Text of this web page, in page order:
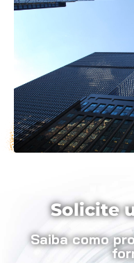
Solicite
Saiba como